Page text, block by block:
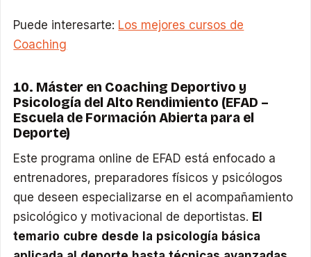
Puede interesarte: Los mejores cursos de
Coaching
10. Máster en Coaching Deportivo y
Psicología del Alto Rendimiento (EFAD –
Escuela de Formación Abierta para el
Deporte)
Este programa online de EFAD está enfocado a
entrenadores, preparadores físicos y psicólogos
que deseen especializarse en el acompañamiento
psicológico y motivacional de deportistas. El
temario cubre desde la psicología básica